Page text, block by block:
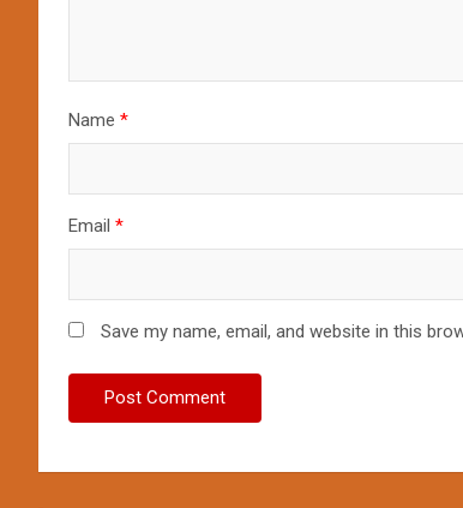
Name *
Email *
Save my name, email, and website in this